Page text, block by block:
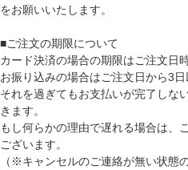
をお願いいたします。
■ご注文の期限について
カード決済の場合の期限はご注文日
お振り込みの場合はご注文日から3日
それを過ぎてもお支払いが完了しな
きます。
もし何らかの理由で遅れる場合は、
ございます。
（※キャンセルのご連絡が無い状態